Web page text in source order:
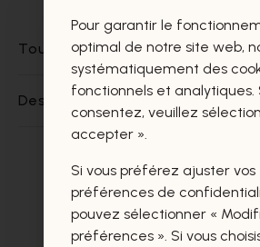
Tout sur ce produit
Des questions sur ce produit?
Ces produits vous
certainement
Pour garantir le
optimal de notre site web,
systématiquement des
fonctionnels et analytiques.
consentez, veuillez
accepter ».
Si vous préférez ajuster vos
préférences de
pouvez sélectionner «
préférences ». Si vous